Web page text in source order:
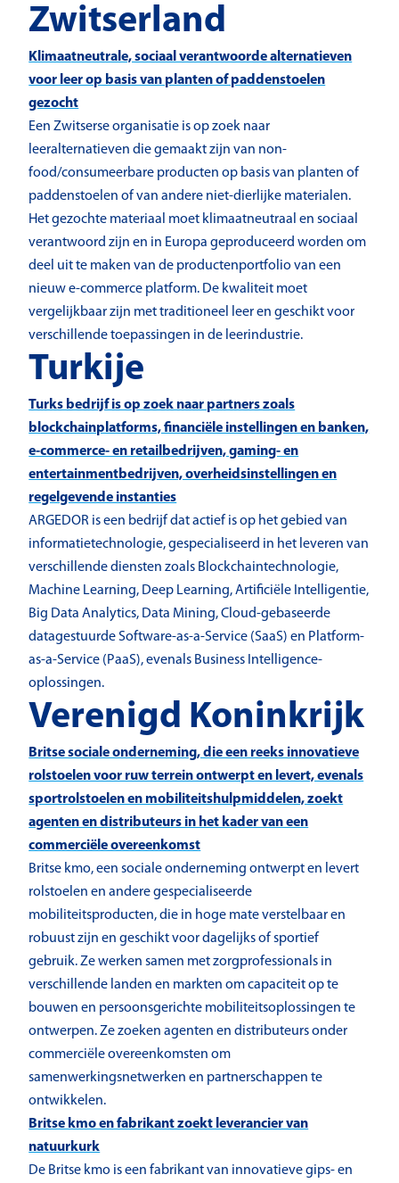
Zwitserland
Klimaatneutrale, sociaal verantwoorde alternatieven
voor leer op basis van planten of paddenstoelen
gezocht
Een Zwitserse organisatie is op zoek naar
leeralternatieven die gemaakt zijn van non-
food/consumeerbare producten op basis van planten of
paddenstoelen of van andere niet-dierlijke materialen.
Het gezochte materiaal moet klimaatneutraal en sociaal
verantwoord zijn en in Europa geproduceerd worden om
deel uit te maken van de productenportfolio van een
nieuw e-commerce platform. De kwaliteit moet
vergelijkbaar zijn met traditioneel leer en geschikt voor
verschillende toepassingen in de leerindustrie.
Turkije
Turks bedrijf is op zoek naar partners zoals
blockchainplatforms, financiële instellingen en banken,
e-commerce- en retailbedrijven, gaming- en
entertainmentbedrijven, overheidsinstellingen en
regelgevende instanties
ARGEDOR is een bedrijf dat actief is op het gebied van
informatietechnologie, gespecialiseerd in het leveren van
verschillende diensten zoals Blockchaintechnologie,
Machine Learning, Deep Learning, Artificiële Intelligentie,
Big Data Analytics, Data Mining, Cloud-gebaseerde
datagestuurde Software-as-a-Service (SaaS) en Platform-
as-a-Service (PaaS), evenals Business Intelligence-
oplossingen.
Verenigd Koninkrijk
Britse sociale onderneming, die een reeks innovatieve
rolstoelen voor ruw terrein ontwerpt en levert, evenals
sportrolstoelen en mobiliteitshulpmiddelen, zoekt
agenten en distributeurs in het kader van een
commerciële overeenkomst
Britse kmo, een sociale onderneming ontwerpt en levert
rolstoelen en andere gespecialiseerde
mobiliteitsproducten, die in hoge mate verstelbaar en
robuust zijn en geschikt voor dagelijks of sportief
gebruik. Ze werken samen met zorgprofessionals in
verschillende landen en markten om capaciteit op te
bouwen en persoonsgerichte mobiliteitsoplossingen te
ontwerpen. Ze zoeken agenten en distributeurs onder
commerciële overeenkomsten om
samenwerkingsnetwerken en partnerschappen te
ontwikkelen.
Britse kmo en fabrikant zoekt leverancier van
natuurkurk
De Britse kmo is een fabrikant van innovatieve gips- en